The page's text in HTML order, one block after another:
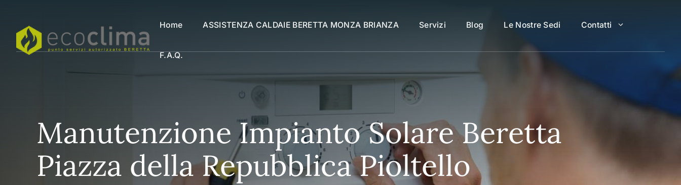
contenuto
Home ASSISTENZA CALDAIE BERETTA MONZA BRIANZA Servizi Blog Le Nostre Sedi Contatti
F.a.q.
Manutenzione Impianto Solare Beretta
Piazza della Repubblica Pioltello